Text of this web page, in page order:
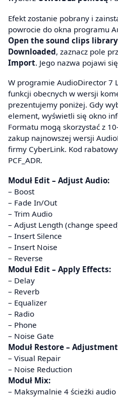
Efekt zostanie pobrany i
powrocie do okna programu
Open the sound clips library
Downloaded, zaznacz pole
Import. Jego nazwa pojawi
W programie AudioDirector 7
funkcji obecnych w wersji
prezentujemy poniżej. Gdy
element, wyświetli się okno
Formatu mogą skorzystać z
zakup najnowszej wersji
firmy CyberLink. Kod
PCF_ADR.
Moduł Edit – Adjust Audio:
– Boost
– Fade In/Out
– Trim Audio
– Adjust Length (change
– Insert Silence
– Insert Noise
– Reverse
Moduł Edit – Apply Effects:
– Delay
– Reverb
– Equalizer
– Radio
– Phone
– Noise Gate
Moduł Restore –
– Visual Repair
– Noise Reduction
Moduł Mix:
– Maksymalnie 4 ścieżki audio